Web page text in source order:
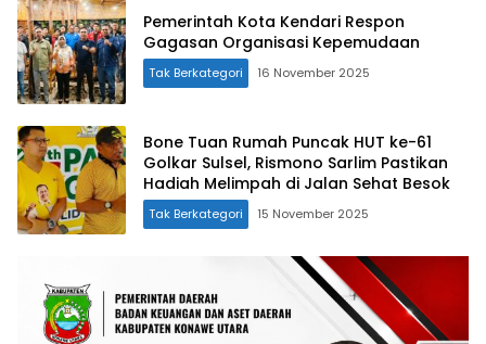
Pemerintah Kota Kendari Respon
Gagasan Organisasi Kepemudaan
Tak Berkategori 16 November 2025
Bone Tuan Rumah Puncak HUT ke-61
Golkar Sulsel, Rismono Sarlim Pastikan
Hadiah Melimpah di Jalan Sehat Besok
Tak Berkategori 15 November 2025